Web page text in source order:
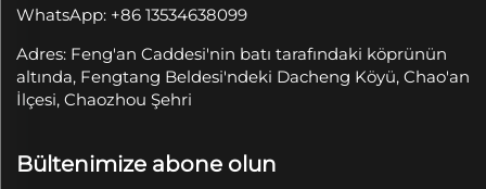
WhatsApp: +86 13534638099
Adres: Feng'an Caddesi'nin batı tarafındaki köprünün
altında, Fengtang Beldesi'ndeki Dacheng Köyü, Chao'an
İlçesi, Chaozhou Şehri
Bültenimize abone olun